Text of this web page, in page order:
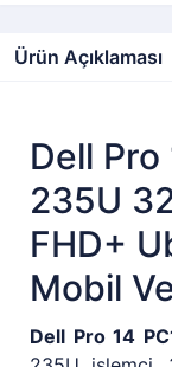
Ürün Açıklaması
Dell
235U
FHD+
Mobil
Dell Pro 14